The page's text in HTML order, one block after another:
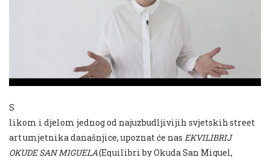
S
likom i djelom jednogod najuzbudljivijih svjetskihstreet
artumjetnikadanašnjice, upoznatće nas EKVILIBRIJ
OKUDE SAN MIGUELA(Equilibri byOkudaSan Miguel,